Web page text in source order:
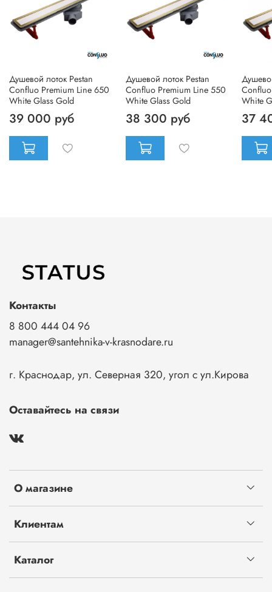
Душевой лоток Pestan
Confluo Premium Line 650
White Glass Gold
39 000 руб
Душевой лоток Pestan
Confluo Premium Line 550
White Glass Gold
38 300 руб
White
37
О магазине
Клиентам
Каталог
Контакты
8 800 444 04 96
manager@santehnika-v-krasnodare.ru
г. Краснодар, ул. Северная 320, угол с ул.Кирова
Оставайтесь на связи